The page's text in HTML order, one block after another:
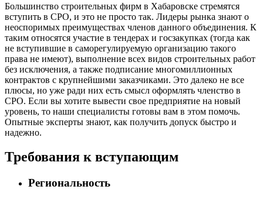
Большинство строительных фирм в Хабаровске стремятся
вступить в СРО, и это не просто так. Лидеры рынка знают о
неоспоримых преимуществах членов данного объединения. К
таким относятся участие в тендерах и госзакупках (тогда как
не вступившие в саморегулируемую организацию такого
права не имеют), выполнение всех видов строительных работ
без исключения, а также подписание многомиллионных
контрактов с крупнейшими заказчиками. Это далеко не все
плюсы, но уже ради них есть смысл оформлять членство в
СРО. Если вы хотите вывести свое предприятие на новый
уровень, то наши специалисты готовы вам в этом помочь.
Опытные эксперты знают, как получить допуск быстро и
надежно.
Требования к вступающим
Региональность